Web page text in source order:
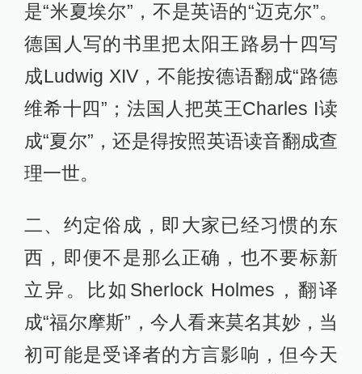
是“米夏埃尔”，不是英语的“迈克尔”。
德国人写的书里把太阳王路易十四写
成Ludwig XIV，不能按德语翻成“路德
维希十四”；法国人把英王Charles I读
成“夏尔”，还是得按照英语读音翻成查
理一世。
二、约定俗成，即大家已经习惯的东
西，即便不是那么正确，也不要标新
立异。比如Sherlock Holmes，翻译
成“福尔摩斯”，今人看来莫名其妙，当
初可能是受译者的方言影响，但今天